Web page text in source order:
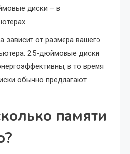
диски – в
от размера вашего
2.5-дюймовые диски
в то время
обычно предлагают
памяти